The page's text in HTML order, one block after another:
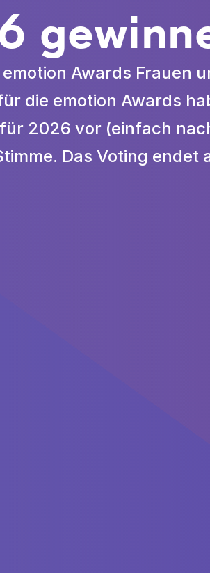
Awards Frauen
die emotion Awards
2026 vor (einfach
Das Voting endet